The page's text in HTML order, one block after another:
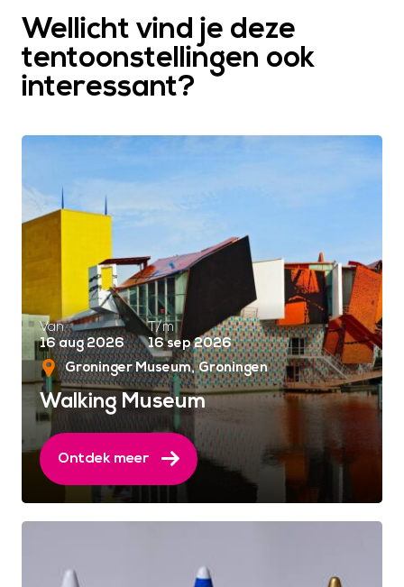
Wellicht vind je deze
tentoonstellingen ook
interessant?
Van
16 aug 2026
T/m
16 sep 2026
Groninger Museum Groningen
Walking Museum
Ontdek meer